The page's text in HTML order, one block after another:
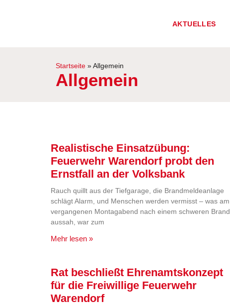
AKTUELLES
Startseite » Allgemein
Allgemein
Realistische Einsatzübung:
Feuerwehr Warendorf probt den
Ernstfall an der Volksbank
Rauch quillt aus der Tiefgarage, die Brandmeldeanlage
schlägt Alarm, und Menschen werden vermisst – was am
vergangenen Montagabend nach einem schweren Brand
aussah, war zum
Mehr lesen »
Rat beschließt Ehrenamtskonzept
für die Freiwillige Feuerwehr
Warendorf